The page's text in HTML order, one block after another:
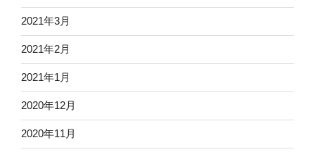
2021年3月
2021年2月
2021年1月
2020年12月
2020年11月